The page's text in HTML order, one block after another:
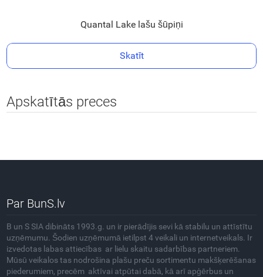
Quantal Lake lašu šūpiņi
Skatīt
Apskatītās preces
Par BunS.lv
B un S SIA dibināts 1993.g. un ir pierādījis sevi kā stabilu un attīstītu
uzņēmumu. Šodien uzņēmumā ietilpst 4 veikali un internetveikals. Ir
izvedotas labas attiecības ar lielu skaitu sadarbības partneriem.
Mūsū veikalos tas nodrošina plašu preču sortimentu makšķerēšanas
piederumiem, precēm aktīvai atpūtai dabā, kā arī apģērbus un